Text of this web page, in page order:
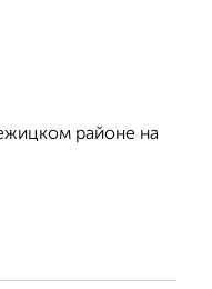
районе на